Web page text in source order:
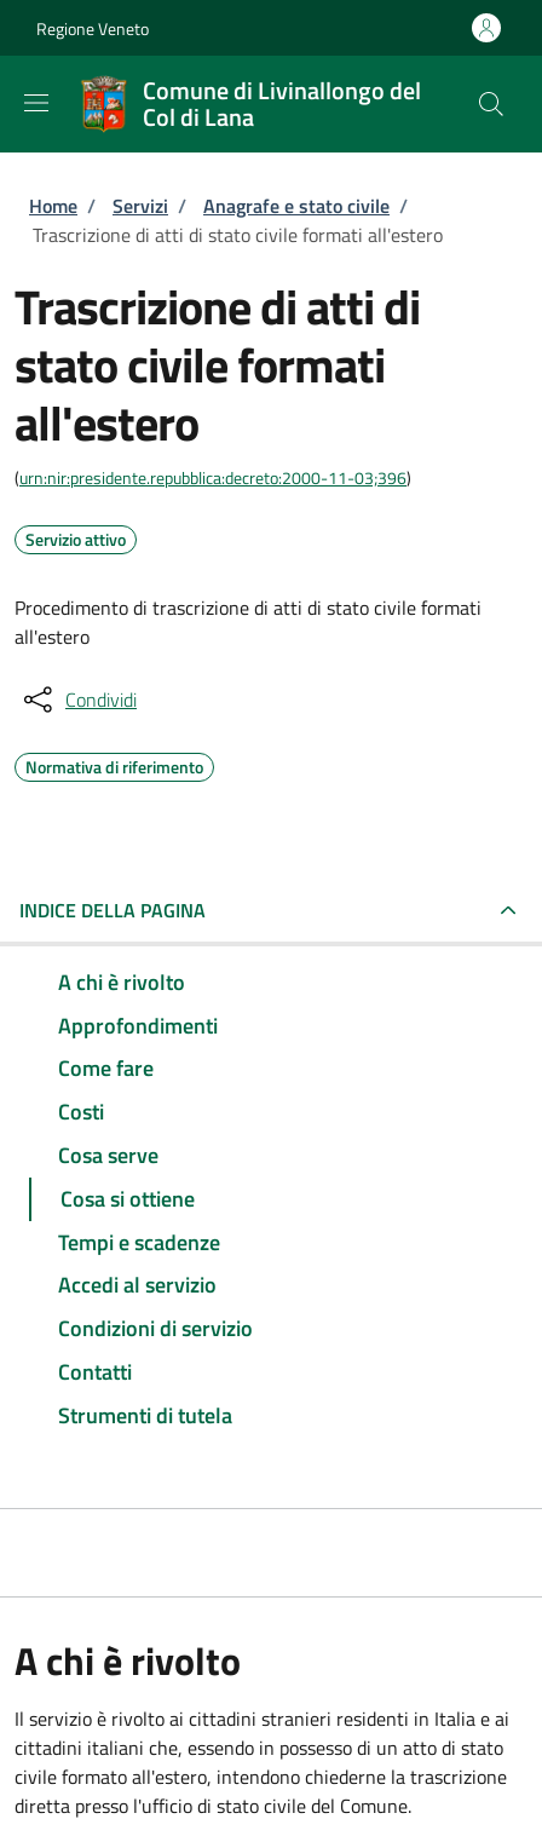
Regione Veneto
Comune di Livinallongo del
Col di Lana
Briciole di pane
Home / Servizi / Anagrafe e stato civile /
Trascrizione di atti di stato civile formati all'estero
Trascrizione di atti di
stato civile formati
all'estero
(urn:nir:presidente.repubblica:decreto:2000-11-03;396)
Servizio attivo
Procedimento di trascrizione di atti di stato civile formati
all'estero
Condividi
Normativa di riferimento
INDICE DELLA PAGINA
A chi è rivolto
Approfondimenti
Come fare
Costi
Cosa serve
Cosa si ottiene
Tempi e scadenze
Accedi al servizio
Condizioni di servizio
Contatti
Strumenti di tutela
A chi è rivolto
Il servizio è rivolto ai cittadini stranieri residenti in Italia e ai
cittadini italiani che, essendo in possesso di un atto di stato
civile formato all'estero, intendono chiederne la trascrizione
diretta presso l'ufficio di stato civile del Comune.